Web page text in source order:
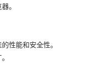
。
性能和安全性。